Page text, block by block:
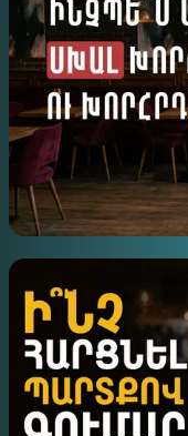
ԻՆՉՊԵ՞Ս
ԽՈՐՀՐԴԱՏՈՒԻՆ